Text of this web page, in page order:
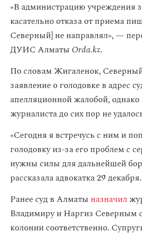
«В администрацию учреждения
касательно отказа от приема
Северный] не направлял», —
ДУИС Алматы Orda.kz.
По словам Жигаленок,
заявление о голодовке в адрес
апелляционной жалобой,
журналиста до сих пор не
«Сегодня я встречусь с ним и
голодовку из-за его проблем с
нужны силы для дальнейшей
рассказала адвокатка 29 декабря.
Ранее суд в Алматы назначил
Владимиру и Наргиз Северным
колонии соответственно.